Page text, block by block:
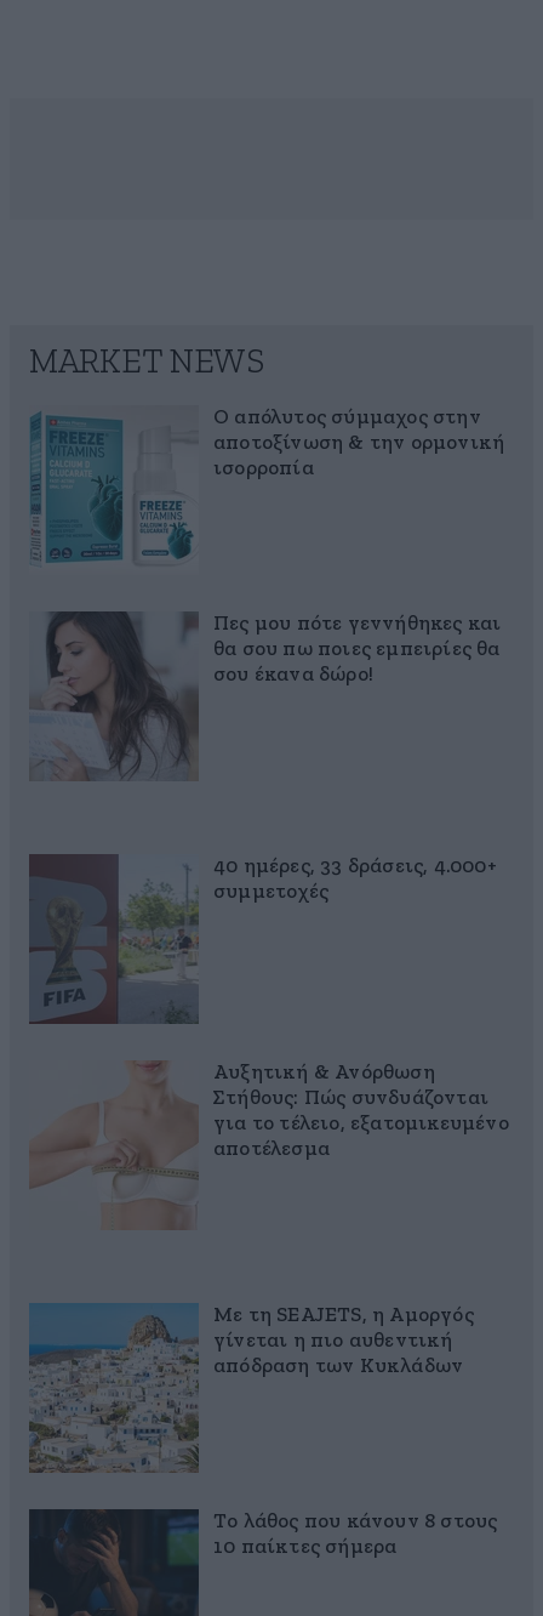
MARKET NEWS
Ο απόλυτος σύμμαχος στην
αποτοξίνωση & την ορμονική
ισορροπία
Πες μου πότε γεννήθηκες και
θα σου πω ποιες εμπειρίες θα
σου έκανα δώρο!
40 ημέρες, 33 δράσεις, 4.000+
συμμετοχές
Αυξητική & Ανόρθωση
Στήθους: Πώς συνδυάζονται
για το τέλειο, εξατομικευμένο
αποτέλεσμα
Με τη SEAJETS, η Αμοργός
γίνεται η πιο αυθεντική
απόδραση των Κυκλάδων
Το λάθος που κάνουν 8 στους
10 παίκτες σήμερα